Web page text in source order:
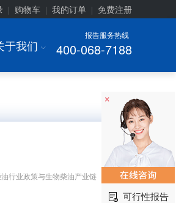
购物车 我的订单 免费注册
报告服务热线
400-068-7188
于我们 I
行业政策与生物柴油产业链
×
可行性报告